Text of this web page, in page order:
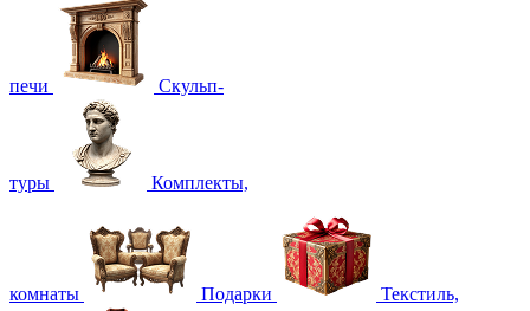
печи Скульп-
туры Комплекты,
комнаты Подарки Текстиль,